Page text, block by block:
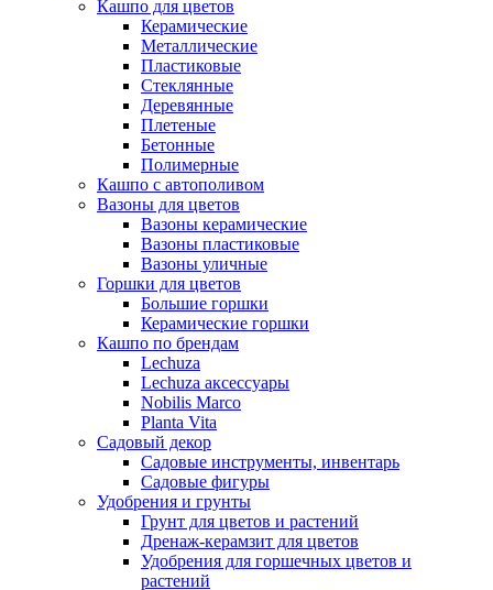
Кашпо для цветов
Керамические
Металлические
Пластиковые
Стеклянные
Деревянные
Плетеные
Бетонные
Полимерные
Кашпо с автополивом
Вазоны для цветов
Вазоны керамические
Вазоны пластиковые
Вазоны уличные
Горшки для цветов
Большие горшки
Керамические горшки
Кашпо по брендам
Lechuza
Lechuza аксессуары
Nobilis Marco
Planta Vita
Садовый декор
Садовые инструменты, инвентарь
Садовые фигуры
Удобрения и грунты
Грунт для цветов и растений
Дренаж-керамзит для цветов
Удобрения для горшечных цветов и
растений